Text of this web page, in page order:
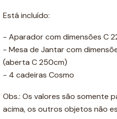
Está incluído:
- Aparador com dimensões C
- Mesa de Jantar com
(aberta C 250cm)
- 4 cadeiras Cosmo
Obs.: Os valores são somente
acima, os outros objetos não